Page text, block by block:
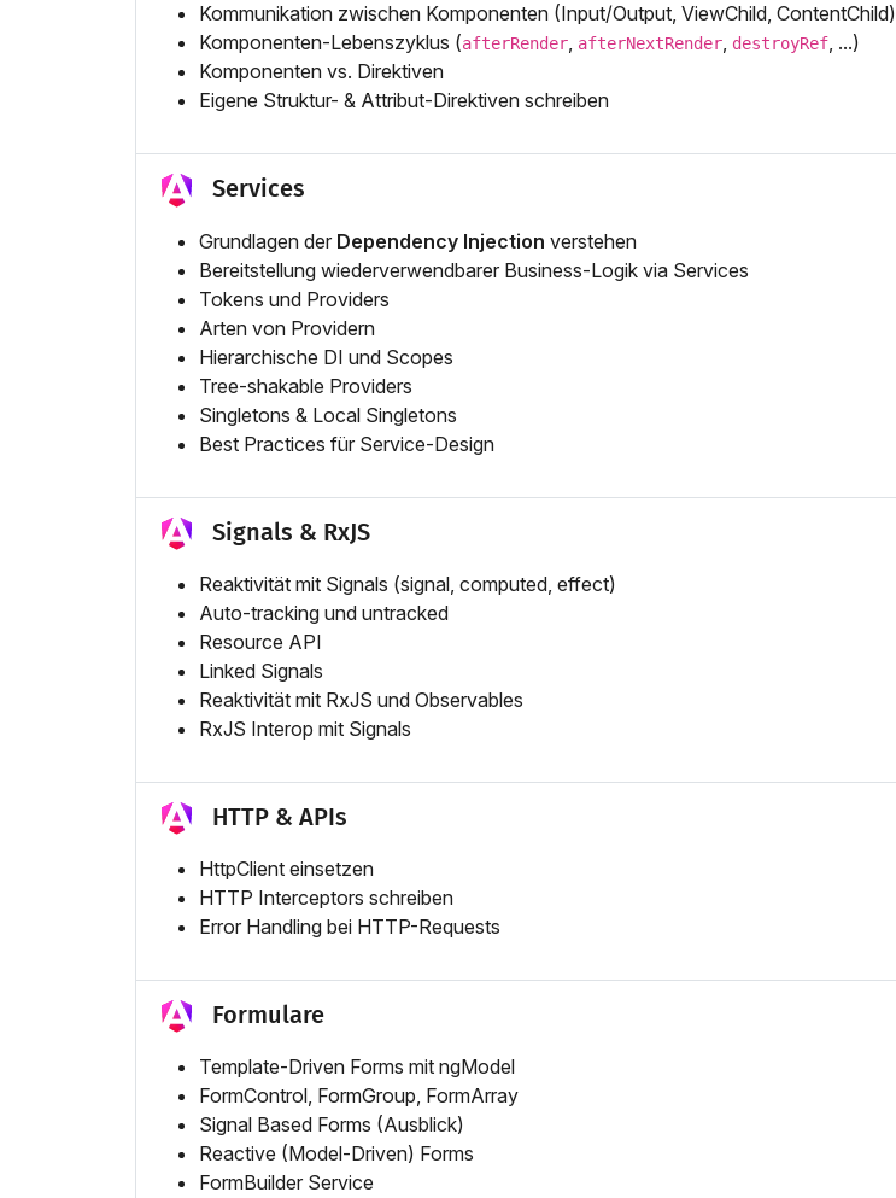
Kommunikation zwischen Komponenten (Input/Output, ViewChild, ContentChild)
Komponenten-Lebenszyklus (afterRender, afterNextRender, destroyRef, ...)
Komponenten vs. Direktiven
Eigene Struktur- & Attribut-Direktiven schreiben
Services
Grundlagen der Dependency Injection verstehen
Bereitstellung wiederverwendbarer Business-Logik via Services
Tokens und Providers
Arten von Providern
Hierarchische DI und Scopes
Tree-shakable Providers
Singletons & Local Singletons
Best Practices für Service-Design
Signals & RxJS
Reaktivität mit Signals (signal, computed, effect)
Auto-tracking und untracked
Resource API
Linked Signals
Reaktivität mit RxJS und Observables
RxJS Interop mit Signals
HTTP & APIs
HttpClient einsetzen
HTTP Interceptors schreiben
Error Handling bei HTTP-Requests
Formulare
Template-Driven Forms mit ngModel
FormControl, FormGroup, FormArray
Signal Based Forms (Ausblick)
Reactive (Model-Driven) Forms
FormBuilder Service